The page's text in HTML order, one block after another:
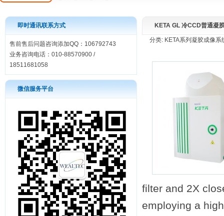
即时通讯联系方式
售前售后问题咨询添加QQ：106792743
业务咨询电话：010-88570900 /
18511681058
微信服务平台
KETA GL 冷CCD普通凝
分类: KETA系列凝胶成像
filter and 2Х
employing a